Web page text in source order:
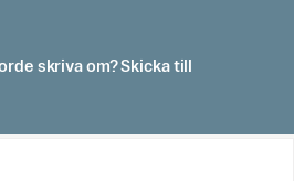
skriva om? Skicka till